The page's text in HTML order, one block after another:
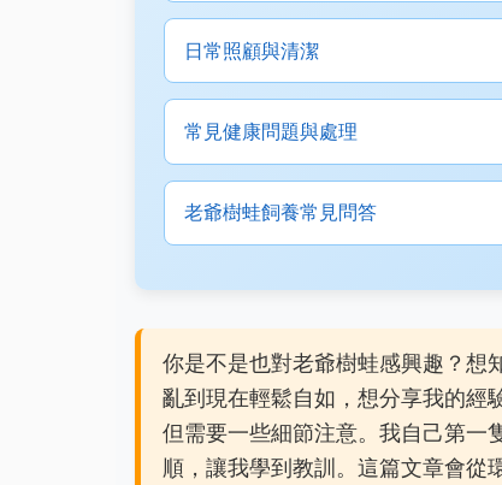
日常照顧與清潔
常見健康問題與處理
老爺樹蛙飼養常見問答
你是不是也對老爺樹蛙感興趣？想
亂到現在輕鬆自如，想分享我的經
但需要一些細節注意。我自己第一
順，讓我學到教訓。這篇文章會從